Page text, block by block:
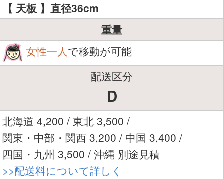
【 天板 】直径36cm
重量
女性一人で移動が可能
配送区分
D
北海道 4,200 / 東北 3,500 /
関東・中部・関西 3,200 / 中国 3,400 /
四国・九州 3,500 / 沖縄 別途見積
>>配送料について詳しく